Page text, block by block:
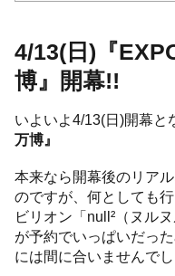
4/13(日)『
博』開幕!!
いよいよ4/13(日)開幕と
万博』
本来なら開幕後のリア
のですが、何としても
ビリオン「null²（ヌル
が予約でいっぱいだっ
には間に合いませんで